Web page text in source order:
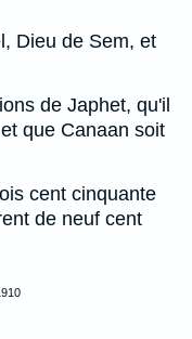
Dieu de Sem, et
de Japhet, qu'il
que Canaan soit
cent cinquante
de neuf cent